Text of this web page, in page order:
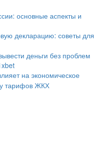
основные аспекты и
декларацию: советы для
деньги без проблем
на экономическое
тарифов ЖКХ